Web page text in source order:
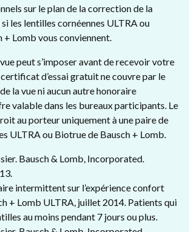
sur le plan de la correction de la
les lentilles cornéennes ULTRA ou
+ Lomb vous conviennent.
peut s’imposer avant de recevoir votre
d’essai gratuit ne couvre par le
la vue ni aucun autre honoraire
valable dans les bureaux participants. Le
au porteur uniquement à une paire de
ULTRA ou Biotrue de Bausch + Lomb.
Bausch & Lomb, Incorporated.
intermittent sur l’expérience confort
+ Lomb ULTRA, juillet 2014. Patients qui
au moins pendant 7 jours ou plus.